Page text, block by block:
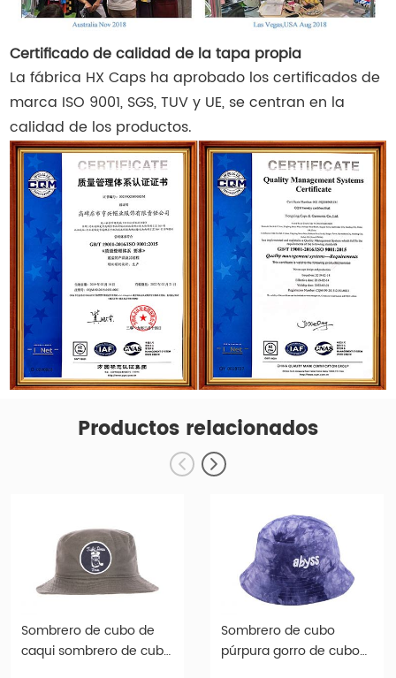
Certificado de calidad de la tapa propia
La fábrica HX Caps ha aprobado los certificados de
marca ISO 9001, SGS, TUV y UE, se centran en la
calidad de los productos.
Productos relacionados
Sombrero de cubo de
caqui sombrero de cubo
Sombrero de cubo
púrpura gorro de cubo